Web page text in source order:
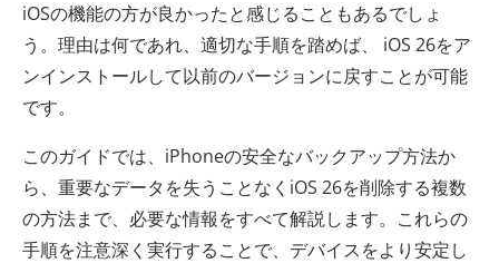
iOSの機能の方が良かったと感じることもあるでしょ
う。理由は何であれ、適切な手順を踏めば、 iOS 26をア
ンインストールして以前のバージョンに戻すことが可能
です。
このガイドでは、iPhoneの安全なバックアップ方法か
ら、重要なデータを失うことなくiOS 26を削除する複数
の方法まで、必要な情報をすべて解説します。これらの
手順を注意深く実行することで、デバイスをより安定し